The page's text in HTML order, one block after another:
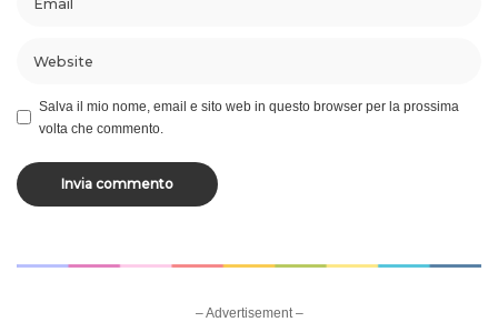
Salva il mio nome, email e sito web in questo browser per la prossima
volta che commento.
– Advertisement –